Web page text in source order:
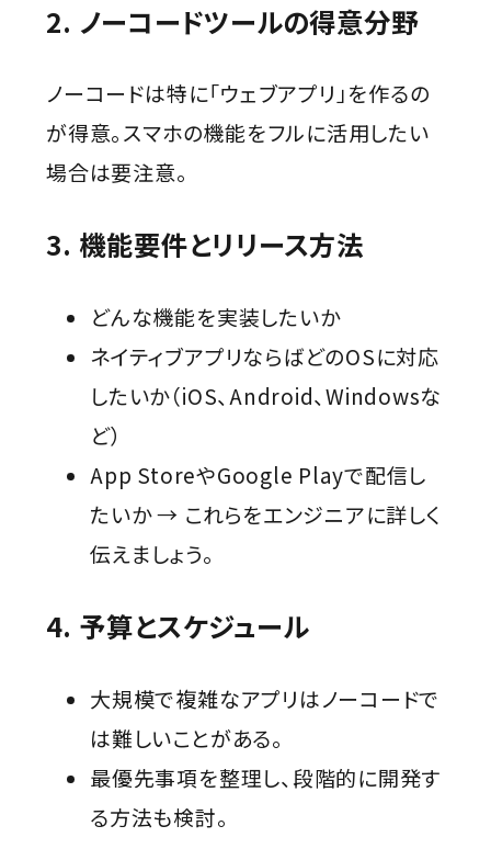
2. ノーコードツールの得意分野
ノーコードは特に「ウェブアプリ」を作るの
が得意。スマホの機能をフルに活用したい
場合は要注意。
3. 機能要件とリリース方法
どんな機能を実装したいか
ネイティブアプリならばどのOSに対応
したいか（iOS、Android、Windowsな
ど）
App StoreやGoogle Playで配信し
たいか → これらをエンジニアに詳しく
伝えましょう。
4. 予算とスケジュール
大規模で複雑なアプリはノーコードで
は難しいことがある。
最優先事項を整理し、段階的に開発す
る方法も検討。